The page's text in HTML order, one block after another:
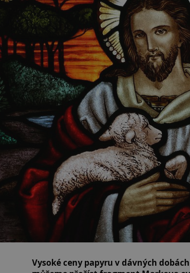
Vysoké ceny papyru v dávných